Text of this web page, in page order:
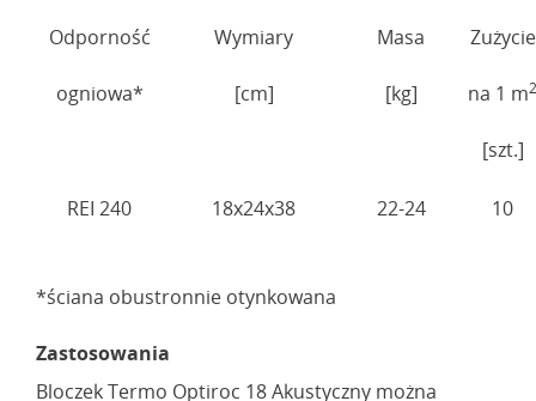
Odporność
ogniowa*
Wymiary
[cm]
Masa
[kg]
Zużycie
na 1 m2
[szt.]
REI 240 18x24x38 22-24 10
*ściana obustronnie otynkowana
Zastosowania
Bloczek Termo Optiroc 18 Akustyczny można